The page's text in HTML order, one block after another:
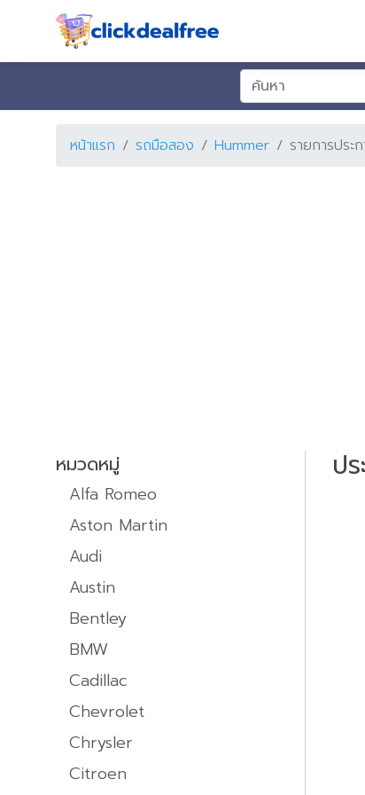
หน้าแรก รถมือสอง Hummer รายการประ
หมวดหมู่
Alfa Romeo
Aston Martin
Audi
Austin
Bentley
BMW
Cadillac
Chevrolet
Chrysler
Citroen
ป